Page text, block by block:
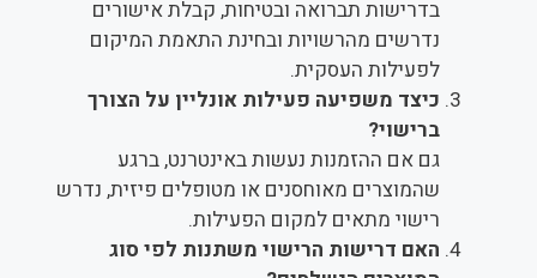
בדרישות תברואה ובטיחות, קבלת אישורים
נדרשים מהרשויות ובחינת התאמת המיקום
לפעילות העסקית.
כיצד משפיעה פעילות אונליין על הצורך
ברישוי?
גם אם ההזמנות נעשות באינטרנט, ברגע
שהמוצרים מאוחסנים או מטופלים פיזית, נדרש
רישוי מתאים למקום הפעילות.
האם דרישות הרישוי משתנות לפי סוג